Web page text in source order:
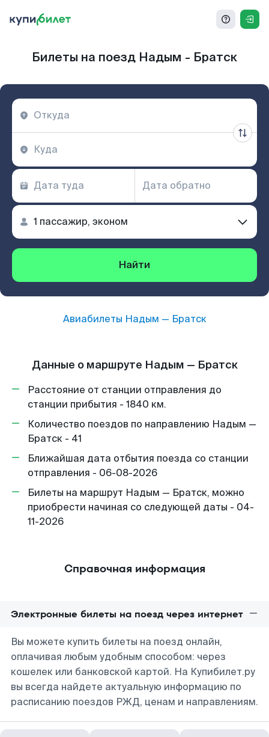
Билеты на поезд Надым - Братск
Найти
Авиабилеты Надым — Братск
Данные о маршруте Надым — Братск
Расстояние от станции отправления до
станции прибытия - 1840 км.
Количество поездов по направлению Надым —
Братск - 41
Ближайшая дата отбытия поезда со станции
отправления - 06-08-2026
Билеты на маршрут Надым — Братск, можно
приобрести начиная со следующей даты - 04-
11-2026
Справочная информация
Электронные билеты на поезд через интернет
Вы можете купить билеты на поезд онлайн,
оплачивая любым удобным способом: через
кошелек или банковской картой. На Купибилет.ру
вы всегда найдете актуальную информацию по
расписанию поездов РЖД, ценам и направлениям.